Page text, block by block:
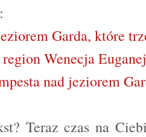
Garda, które
Wenecja
nad jeziorem
Teraz czas na